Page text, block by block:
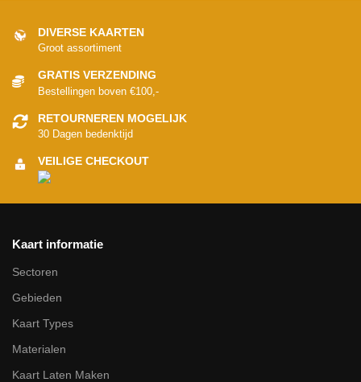
DIVERSE KAARTEN
Groot assortiment
GRATIS VERZENDING
Bestellingen boven €100,-
RETOURNEREN MOGELIJK
30 Dagen bedenktijd
VEILIGE CHECKOUT
Kaart informatie
Sectoren
Gebieden
Kaart Types
Materialen
Kaart Laten Maken